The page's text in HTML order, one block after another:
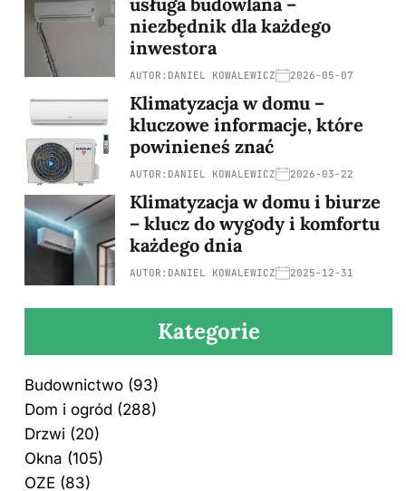
niezbędnik dla każdego
inwestora
AUTOR: DANIEL KOWALEWICZ 2026-05-07
Klimatyzacja w domu –
kluczowe informacje, które
powinieneś znać
AUTOR: DANIEL KOWALEWICZ 2026-03-22
Klimatyzacja w domu i biurze
– klucz do wygody i komfortu
każdego dnia
AUTOR: DANIEL KOWALEWICZ 2025-12-31
Kategorie
Budownictwo (93)
Dom i ogród (288)
Drzwi (20)
Okna (105)
OZE (83)